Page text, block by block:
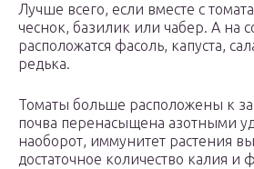
Лучше всего, если вместе с
чеснок, базилик или чабер. А на
расположатся фасоль, капуста,
редька.
Томаты больше расположены к
почва перенасыщена азотными
наоборот, иммунитет растения
достаточное количество калия и